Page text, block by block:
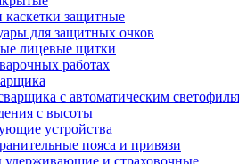
каскетки защитные
для защитных очков
лицевые щитки
работах
с автоматическим
с высоты
устройства
пояса и привязи
и страховочные